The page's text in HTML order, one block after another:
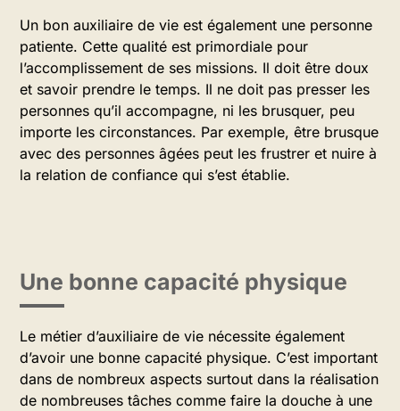
Un bon auxiliaire de vie est également une personne
patiente. Cette qualité est primordiale pour
l’accomplissement de ses missions. Il doit être doux
et savoir prendre le temps. Il ne doit pas presser les
personnes qu’il accompagne, ni les brusquer, peu
importe les circonstances. Par exemple, être brusque
avec des personnes âgées peut les frustrer et nuire à
la relation de confiance qui s’est établie.
Une bonne capacité physique
Le métier d’auxiliaire de vie nécessite également
d’avoir une bonne capacité physique. C’est important
dans de nombreux aspects surtout dans la réalisation
de nombreuses tâches comme faire la douche à une